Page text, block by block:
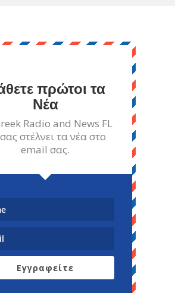
πρώτοι τα
Νέα
Radio and News FL
στέλνει τα νέα στο
email σας.
Εγγραφείτε